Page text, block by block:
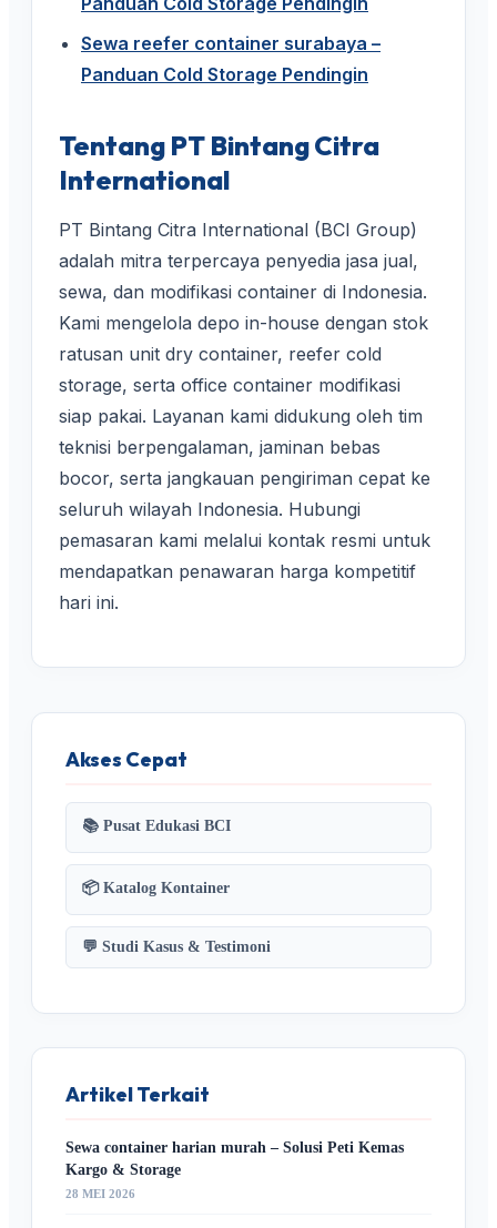
Sewa reefer container surabaya –
Panduan Cold Storage Pendingin
Tentang PT Bintang Citra
International
PT Bintang Citra International (BCI Group)
adalah mitra terpercaya penyedia jasa jual,
sewa, dan modifikasi container di Indonesia.
Kami mengelola depo in-house dengan stok
ratusan unit dry container, reefer cold
storage, serta office container modifikasi
siap pakai. Layanan kami didukung oleh tim
teknisi berpengalaman, jaminan bebas
bocor, serta jangkauan pengiriman cepat ke
seluruh wilayah Indonesia. Hubungi
pemasaran kami melalui kontak resmi untuk
mendapatkan penawaran harga kompetitif
hari ini.
Akses Cepat
📚 Pusat Edukasi BCI
📦 Katalog Kontainer
💬 Studi Kasus & Testimoni
Artikel Terkait
Sewa container harian murah – Solusi Peti Kemas
Kargo & Storage
28 MEI 2026